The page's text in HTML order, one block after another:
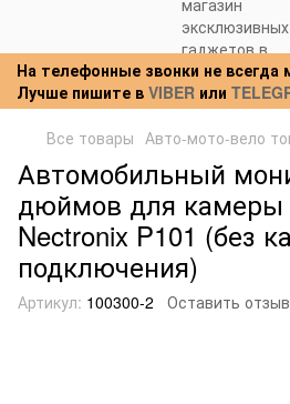
На телефонные звонки не
Лучше пишите в VIBER или
Все товары Авто-мото-вело
Автомобильный
дюймов для камеры
Nectronix P101 (без
подключения)
Артикул: 100300-2 Оставить отзыв